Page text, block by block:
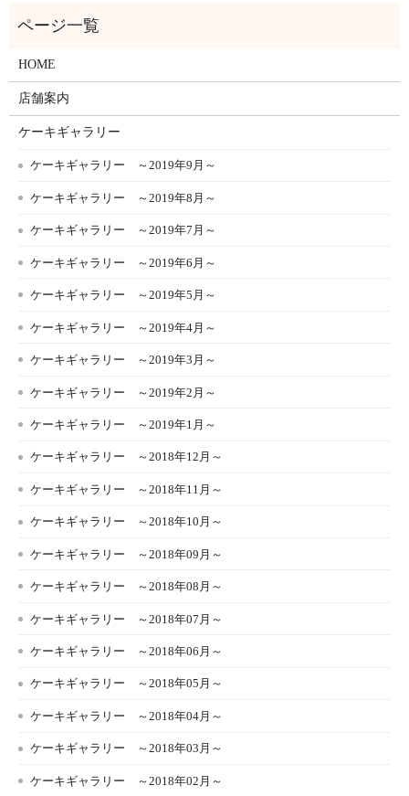
HOME
店舗案内
ケーキギャラリー
ケーキギャラリー ～2019年9月～
ケーキギャラリー ～2019年8月～
ケーキギャラリー ～2019年7月～
ケーキギャラリー ～2019年6月～
ケーキギャラリー ～2019年5月～
ケーキギャラリー ～2019年4月～
ケーキギャラリー ～2019年3月～
ケーキギャラリー ～2019年2月～
ケーキギャラリー ～2019年1月～
ケーキギャラリー ～2018年12月～
ケーキギャラリー ～2018年11月～
ケーキギャラリー ～2018年10月～
ケーキギャラリー ～2018年09月～
ケーキギャラリー ～2018年08月～
ケーキギャラリー ～2018年07月～
ケーキギャラリー ～2018年06月～
ケーキギャラリー ～2018年05月～
ケーキギャラリー ～2018年04月～
ケーキギャラリー ～2018年03月～
ケーキギャラリー ～2018年02月～